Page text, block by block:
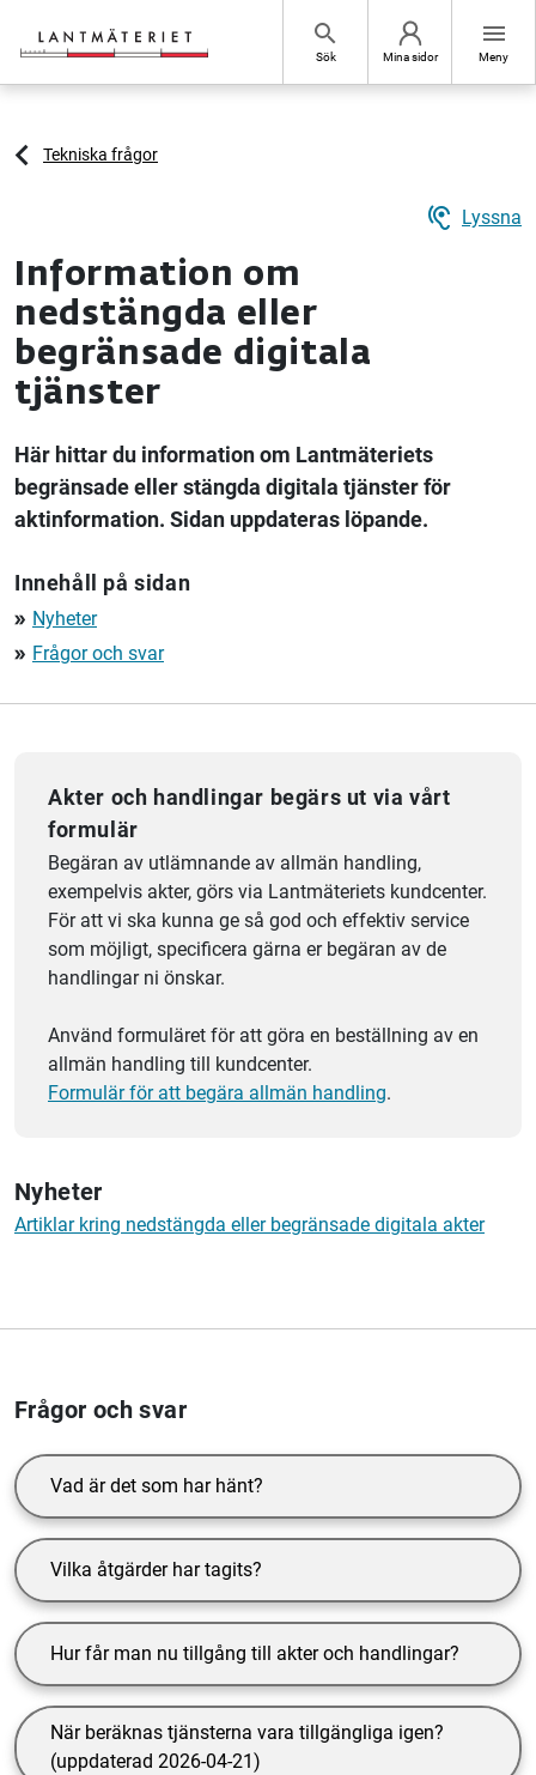
search
Sök Mina sidor
menu
Meny
Tekniska frågor
hearing Lyssna
Information om
nedstängda eller
begränsade digitala
tjänster
Här hittar du information om Lantmäteriets
begränsade eller stängda digitala tjänster för
aktinformation. Sidan uppdateras löpande.
Innehåll på sidan
double_arrow Nyheter
double_arrow Frågor och svar
Akter och handlingar begärs ut via vårt
formulär
Begäran av utlämnande av allmän handling,
exempelvis akter, görs via Lantmäteriets kundcenter.
För att vi ska kunna ge så god och effektiv service
som möjligt, specificera gärna er begäran av de
handlingar ni önskar.
Använd formuläret för att göra en beställning av en
allmän handling till kundcenter.
Formulär för att begära allmän handling.
Nyheter
Artiklar kring nedstängda eller begränsade digitala akter
Frågor och svar
Vad är det som har hänt?
Vilka åtgärder har tagits?
Hur får man nu tillgång till akter och handlingar?
När beräknas tjänsterna vara tillgängliga igen?
(uppdaterad 2026-04-21)